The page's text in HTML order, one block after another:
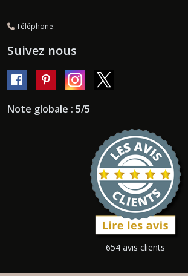
Téléphone
Suivez nous
Note globale : 5/5
654 avis clients